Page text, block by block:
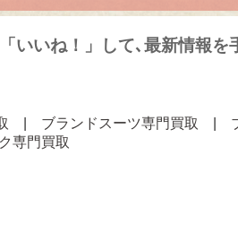
いいね！」して､最新情報を
ブランドスーツ専門買取
専門買取